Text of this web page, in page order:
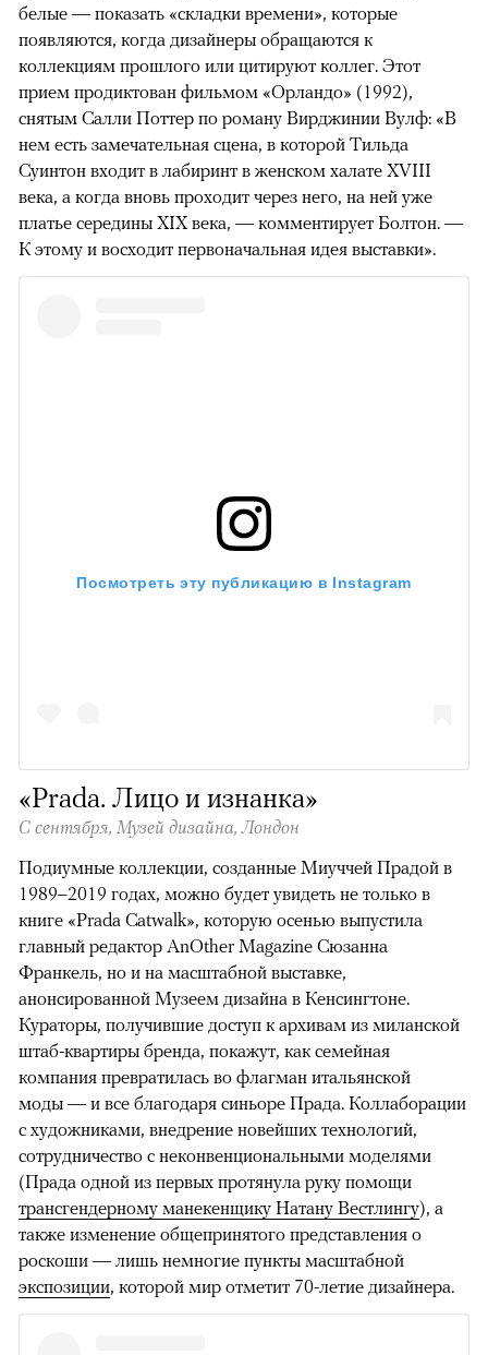
белые — показать «складки времени», которые
появляются, когда дизайнеры обращаются к
коллекциям прошлого или цитируют коллег. Этот
прием продиктован фильмом «Орландо» (1992),
снятым Салли Поттер по роману Вирджинии Вулф: «В
нем есть замечательная сцена, в которой Тильда
Суинтон входит в лабиринт в женском халате XVIII
века, а когда вновь проходит через него, на ней уже
платье середины XIX века, — комментирует Болтон. —
К этому и восходит первоначальная идея выставки».
Посмотреть эту публикацию в Instagram
«Prada. Лицо и изнанка»
С сентября, Музей дизайна, Лондон
Подиумные коллекции, созданные Миуччей Прадой в
1989–2019 годах, можно будет увидеть не только в
книге «Prada Catwalk», которую осенью выпустила
главный редактор AnOther Magazine Сюзанна
Франкель, но и на масштабной выставке,
анонсированной Музеем дизайна в Кенсингтоне.
Кураторы, получившие доступ к архивам из миланской
штаб-квартиры бренда, покажут, как семейная
компания превратилась во флагман итальянской
моды — и все благодаря синьоре Прада. Коллаборации
с художниками, внедрение новейших технологий,
сотрудничество с неконвенциональными моделями
(Прада одной из первых протянула руку помощи
трансгендерному манекенщику Натану Вестлингу), а
также изменение общепринятого представления о
роскоши — лишь немногие пункты масштабной
экспозиции, которой мир отметит 70-летие дизайнера.